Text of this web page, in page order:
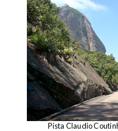
Pista Claudio